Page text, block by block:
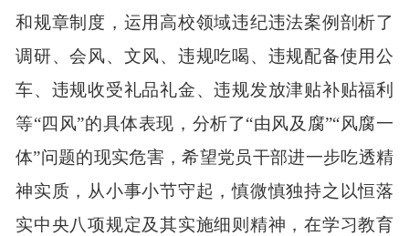
和规章制度， 运用高校领域违纪违法案例 剖析了
调研、会风、文风、 违规吃喝、 违规配备使用公
车、 违规收受礼品礼金、违规发放津贴补贴福利
等“四风”的具体表现 ， 分析了“由风及腐”“风腐一
体”问题的现实危害 ，希望党员干部进一步吃透精
神实质 ， 从小事小节守起，慎微慎独持之以恒落
实中央八项规定及其实施细则精神 ， 在学习教育